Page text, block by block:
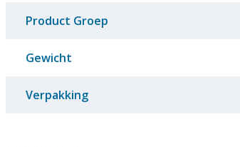
Product Groep
Gewicht
Verpakking